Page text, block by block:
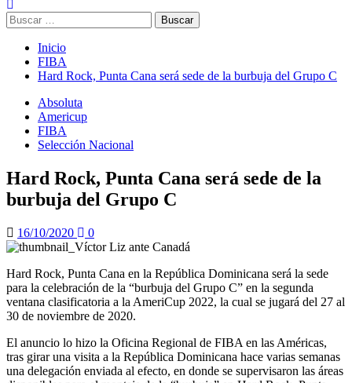
Buscar:
Inicio
FIBA
Hard Rock, Punta Cana será sede de la burbuja del Grupo C
Absoluta
Americup
FIBA
Selección Nacional
Hard Rock, Punta Cana será sede de la
burbuja del Grupo C
16/10/2020 0
Hard Rock, Punta Cana en la República Dominicana será la sede
para la celebración de la “burbuja del Grupo C” en la segunda
ventana clasificatoria a la AmeriCup 2022, la cual se jugará del 27 al
30 de noviembre de 2020.
El anuncio lo hizo la Oficina Regional de FIBA en las Américas,
tras girar una visita a la República Dominicana hace varias semanas
una delegación enviada al efecto, en donde se supervisaron las áreas